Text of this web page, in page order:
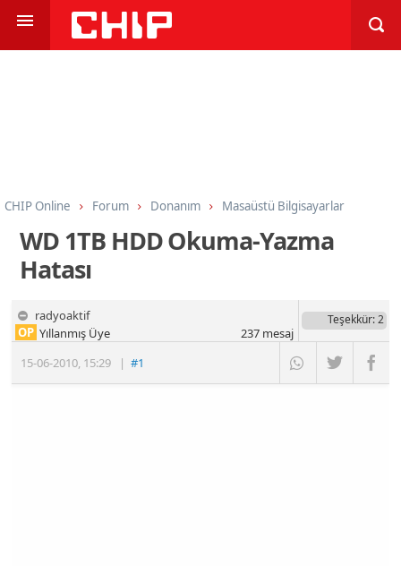
CHIP Online Forum Donanım Masaüstü Bilgisayarlar
WD 1TB HDD Okuma-Yazma
Hatası
radyoaktif
15-06-2010, 15:29 |#1
OP Yıllanmış Üye
Teşekkür: 2
237mesaj